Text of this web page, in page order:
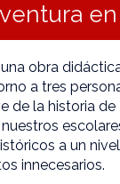
obra
a tres
de la historia
a un
innecesarios.